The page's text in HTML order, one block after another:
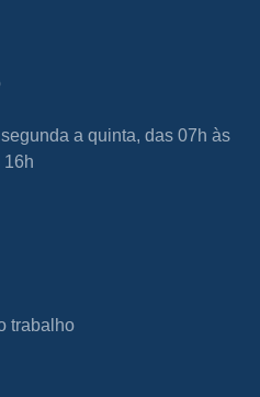
a quinta, das 07h às
16h
trabalho